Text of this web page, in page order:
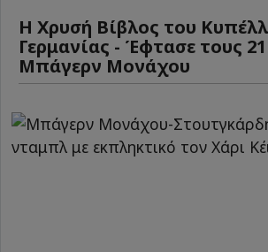
Η Χρυσή Βίβλος του
Γερμανίας - Έφτασε τους
Μπάγερν Μονάχου